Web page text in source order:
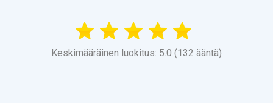
Keskimääräinen luokitus: 5.0 (132 ääntä)